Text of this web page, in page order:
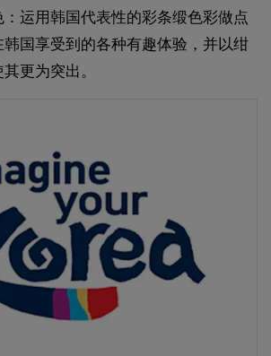
运用韩国代表性的彩条缎色彩做点
国享受到的各种有趣体验，并以绀
更为突出。